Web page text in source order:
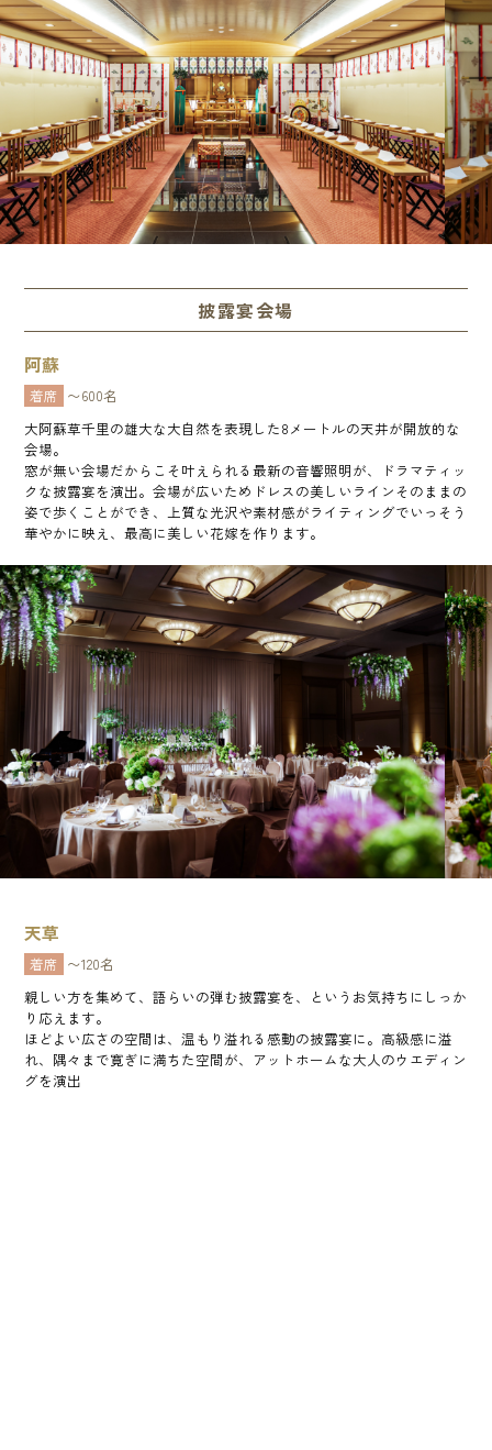
披露宴会場
阿蘇
着席 〜600名
大阿蘇草千里の雄大な大自然を表現した8メートルの天井が開放的な
会場。
窓が無い会場だからこそ叶えられる最新の音響照明が、ドラマティッ
クな披露宴を演出。会場が広いためドレスの美しいラインそのままの
姿で歩くことができ、上質な光沢や素材感がライティングでいっそう
華やかに映え、最高に美しい花嫁を作ります。
天草
着席 〜120名
親しい方を集めて、語らいの弾む披露宴を、というお気持ちにしっか
り応えます。
ほどよい広さの空間は、温もり溢れる感動の披露宴に。高級感に溢
れ、隅々まで寛ぎに満ちた空間が、アットホームな大人のウエディン
グを演出